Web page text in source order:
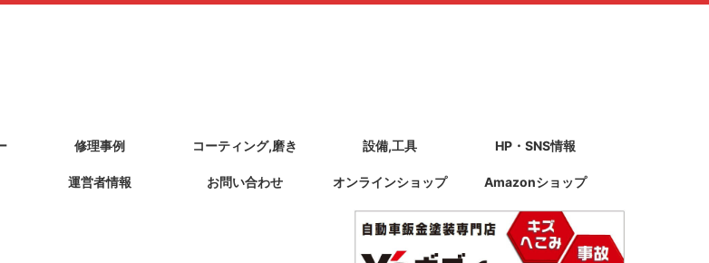
修理事例 コーティング,磨き 設備,工具 HP・SNS情報
運営者情報 お問い合わせ オンラインショップ Amazonショップ